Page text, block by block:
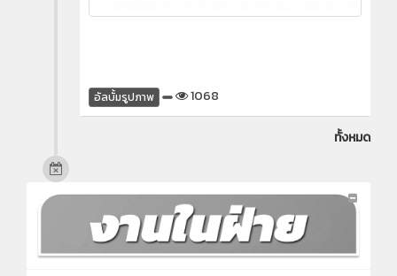
อัลบั้มรูปภาพ 1068
ทั้งหมด